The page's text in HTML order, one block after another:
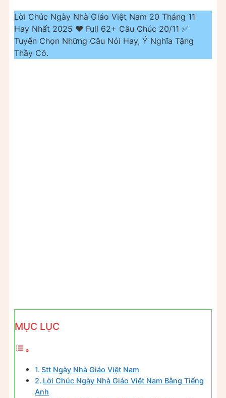
Lời Chúc Ngày Nhà Giáo Việt Nam 20 Tháng 11
Hay Nhất 2025 ❤️ Full 62+ Câu Chúc 20/11 ✅
Tuyển Chọn Những Câu Nói Hay, Ý Nghĩa Tặng
Thầy Cô.
MỤC LỤC
Stt Ngày Nhà Giáo Việt Nam
Lời Chúc Ngày Nhà Giáo Việt Nam Bằng Tiếng
Anh